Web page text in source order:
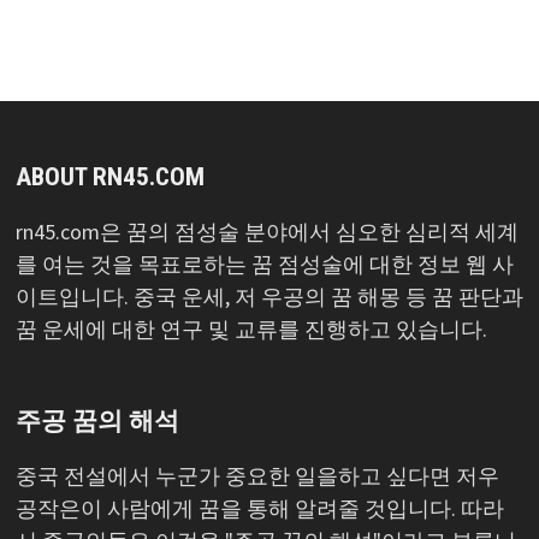
ABOUT RN45.COM
rn45.com은 꿈의 점성술 분야에서 심오한 심리적 세계
를 여는 것을 목표로하는 꿈 점성술에 대한 정보 웹 사
이트입니다. 중국 운세, 저 우공의 꿈 해몽 등 꿈 판단과
꿈 운세에 대한 연구 및 교류를 진행하고 있습니다.
주공 꿈의 해석
중국 전설에서 누군가 중요한 일을하고 싶다면 저우
공작은이 사람에게 꿈을 통해 알려줄 것입니다. 따라